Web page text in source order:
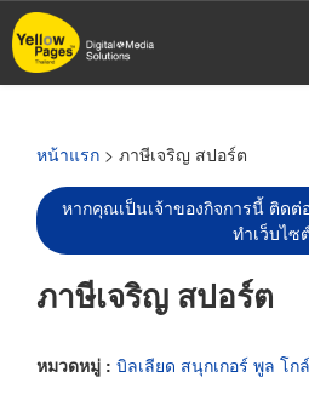
ข้าม
ไป
หน้าแรก > ภาษีเจริญ สปอร์ต
หากคุณเป็นเจ้าของกิจการนี้ ติดต่
ทำเว็บไซต์
ภาษีเจริญ สปอร์ต
หมวดหมู่ : บิลเลียด สนุกเกอร์ พูล โกล์